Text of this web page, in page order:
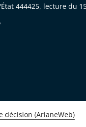
444425, lecture du
décision (ArianeWeb)